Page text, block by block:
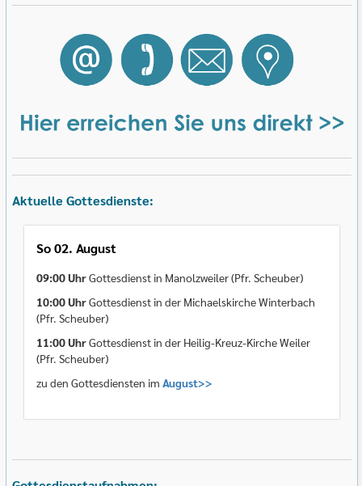
Aktuelle Gottesdienste:
So 02. August
09:00 UhrGottesdienst in Manolzweiler (Pfr. Scheuber)
10:00 UhrGottesdienst in der Michaelskirche Winterbach
(Pfr. Scheuber)
11:00 UhrGottesdienst in der Heilig-Kreuz-Kirche Weiler
(Pfr. Scheuber)
zu den Gottesdiensten im August>>